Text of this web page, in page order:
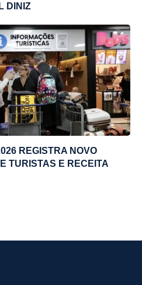
DINIZ
REGISTRA NOVO
TURISTAS E RECEITA